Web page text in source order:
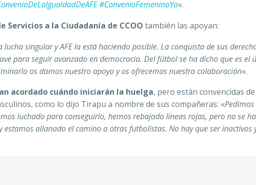
#ConvenioFemeninoYa«.
Servicios a la Ciudadanía de CCOO también las apoyan:
singular y AFE la está haciendo posible. La conquista de sus
para seguir avanzado en democracia. Del fútbol se ha dicho que es el
os damos nuestro apoyo y os ofrecemos nuestra colaboración«.
acordado cuándo iniciarán la huelga, pero están convencidas
como lo dijo Tirapu a nombre de sus compañeras: «
luchado para conseguirlo, hemos rebajado líneas rojas, pero no se ha
allanado el camino a otras futbolistas. No hay que ser inactivos